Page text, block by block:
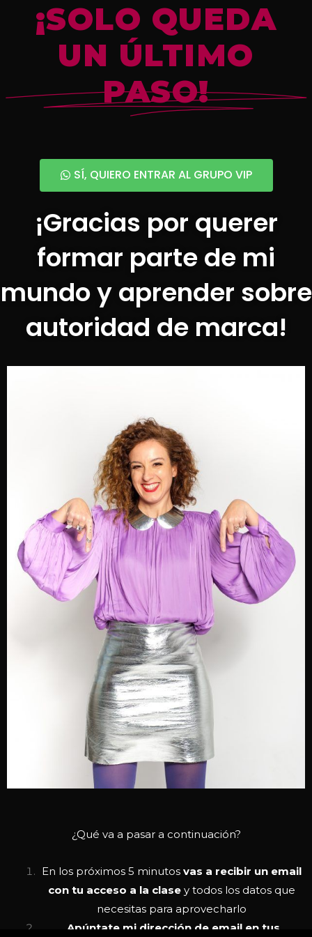
¡SOLO QUEDA
UN ÚLTIMO
PASO!
SÍ, QUIERO ENTRAR AL GRUPO VIP
¡Gracias por querer
formar parte de mi
mundo y aprender sobre
autoridad de marca!
¿Qué va a pasar a continuación?
En los próximos 5 minutos vas a recibir un email
con tu acceso a la clase y todos los datos que
necesitas para aprovecharlo
Apúntate mi dirección de email en tus